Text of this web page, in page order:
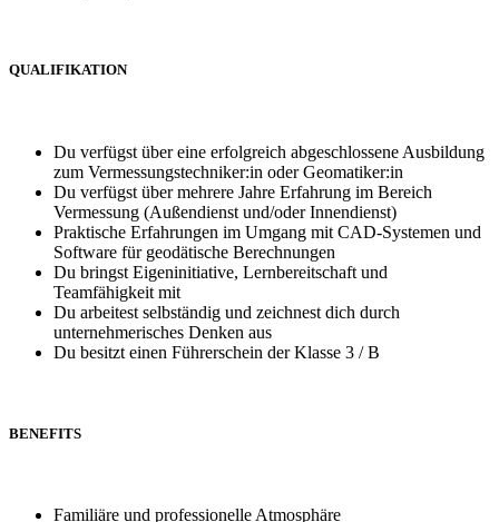
QUALIFIKATION
Du verfügst über eine erfolgreich abgeschlossene Ausbildung
zum Vermessungstechniker:in oder Geomatiker:in
Du verfügst über mehrere Jahre Erfahrung im Bereich
Vermessung (Außendienst und/oder Innendienst)
Praktische Erfahrungen im Umgang mit CAD-Systemen und
Software für geodätische Berechnungen
Du bringst Eigeninitiative, Lernbereitschaft und
Teamfähigkeit mit
Du arbeitest selbständig und zeichnest dich durch
unternehmerisches Denken aus
Du besitzt einen Führerschein der Klasse 3 / B
BENEFITS
Familiäre und professionelle Atmosphäre